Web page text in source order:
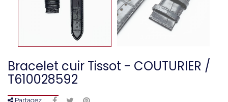
Bracelet cuir Tissot - COUTURIER /
T610028592
Partagez :